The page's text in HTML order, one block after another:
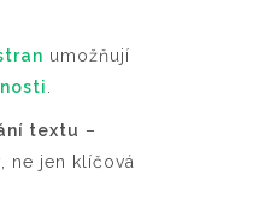
umožňují
textu –
ne jen klíčová